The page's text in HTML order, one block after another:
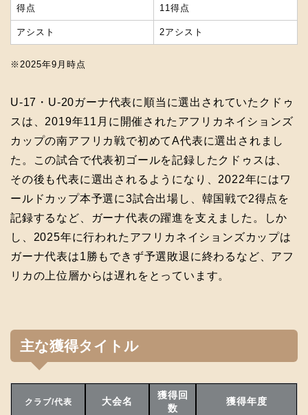
得点 11得点
アシスト 2アシスト
※2025年9月時点
U-17・U-20ガーナ代表に順当に選出されていたクドゥ
スは、2019年11月に開催されたアフリカネイションズ
カップの南アフリカ戦で初めてA代表に選出されまし
た。この試合で代表初ゴールを記録したクドゥスは、
その後も代表に選出されるようになり、2022年にはワ
ールドカップ本予選に3試合出場し、韓国戦で2得点を
記録するなど、ガーナ代表の躍進を支えました。しか
し、2025年に行われたアフリカネイションズカップは
ガーナ代表は1勝もできず予選敗退に終わるなど、アフ
リカの上位層からは遅れをとっています。
主な獲得タイトル
クラブ/代表 大会名
獲得回
数
獲得年度